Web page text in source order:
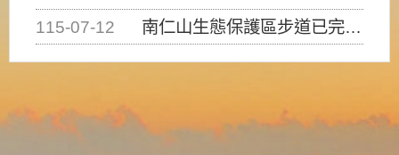
115-07-12
南仁山生態保護區步道已完成修復，自115年7月13日（星期一）起恢復開放入園，歡迎民眾依規定申請入園....